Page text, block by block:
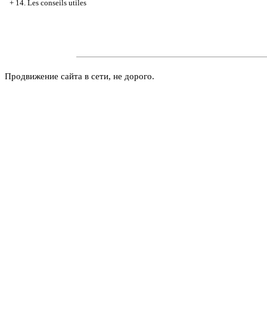
+ 14. Les conseils utiles
Продвижение сайта в сети, не дорого.